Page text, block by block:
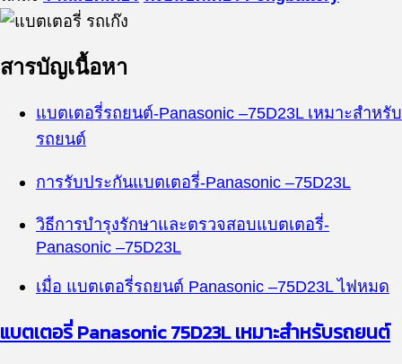
สารบัญเนื้อหา
แบตเตอรี่รถยนต์-Panasonic –75D23L เหมาะสำหรับ
รถยนต์
การรับประกันแบตเตอรี่-Panasonic –75D23L
วิธีการบำรุงรักษาและตรวจสอบแบตเตอรี่-
Panasonic –75D23L
เมื่อ แบตเตอรี่รถยนต์ Panasonic –75D23Lไฟหมด
แบตเตอรี่Panasonic75D23Lเหมาะสำหรับรถยนต์